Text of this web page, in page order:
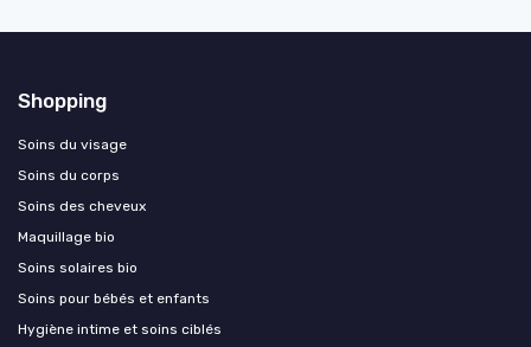
Shopping
Soins du visage
Soins du corps
Soins des cheveux
Maquillage bio
Soins solaires bio
Soins pour bébés et enfants
Hygiène intime et soins ciblés